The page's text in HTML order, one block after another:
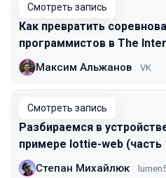
Смотреть запись
Как превратить
программистов в The
Максим Альжанов VK
Смотреть запись
Разбираемся в
примере lottie-web (часть
Степан Михайлюк